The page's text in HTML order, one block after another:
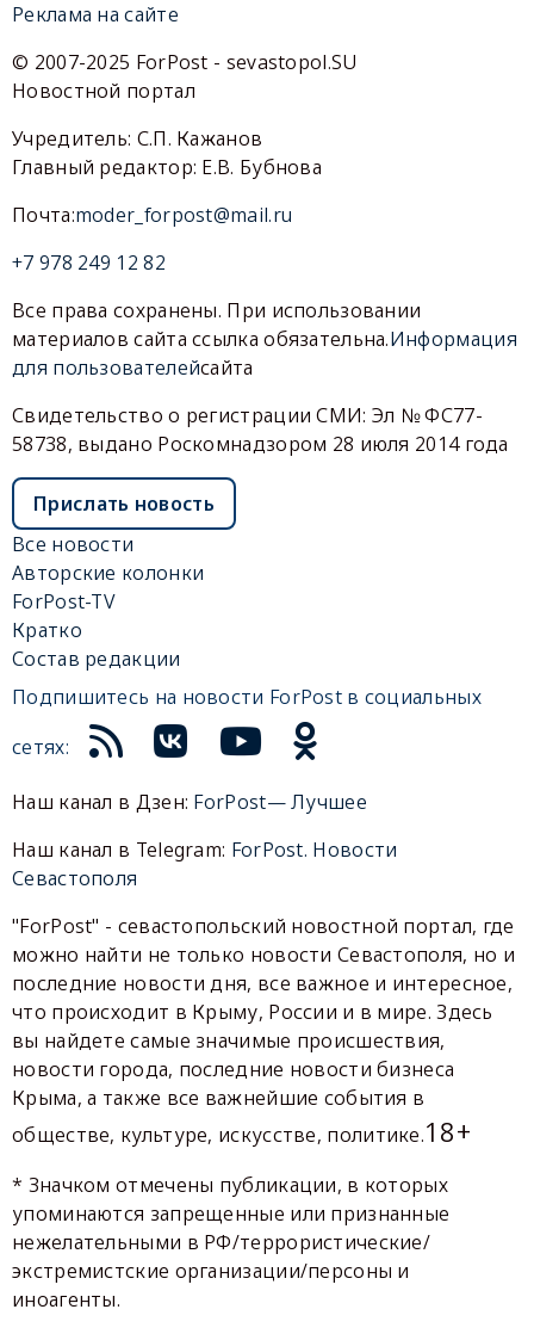
Реклама на сайте
© 2007-2025 ForPost - sevastopol.SU
Новостной портал
Учредитель: С.П. Кажанов
Главный редактор: Е.В. Бубнова
Почта:moder_forpost@mail.ru
+7 978 249 12 82
Все права сохранены. При использовании
материалов сайта ссылка обязательна.Информация
для пользователейсайта
Свидетельство о регистрации СМИ: Эл № ФС77-
58738, выдано Роскомнадзором 28 июля 2014 года
Прислать новость
Все новости
Авторские колонки
ForPost-TV
Кратко
Состав редакции
Подпишитесь на новости ForPost в социальных
сетях:
Наш канал в Дзен: ForPost— Лучшее
Наш канал в Telegram: ForPost. Новости
Севастополя
"ForPost" - севастопольский новостной портал, где
можно найти не только новости Севастополя, но и
последние новости дня, все важное и интересное,
что происходит в Крыму, России и в мире. Здесь
вы найдете самые значимые происшествия,
новости города, последние новости бизнеса
Крыма, а также все важнейшие события в
обществе, культуре, искусстве, политике.18+
* Значком отмечены публикации, в которых
упоминаются запрещенные или признанные
нежелательными в РФ/террористические/
экстремистские организации/персоны и
иноагенты.